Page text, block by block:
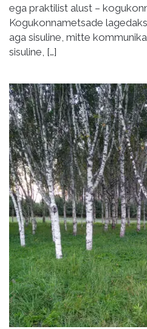
ega praktilist alust –
Kogukonnametsade
aga sisuline, mitte
sisuline, […]